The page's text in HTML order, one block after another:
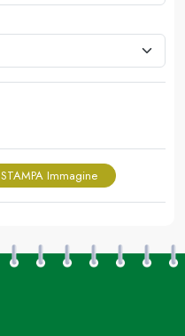
STAMPA Immagine